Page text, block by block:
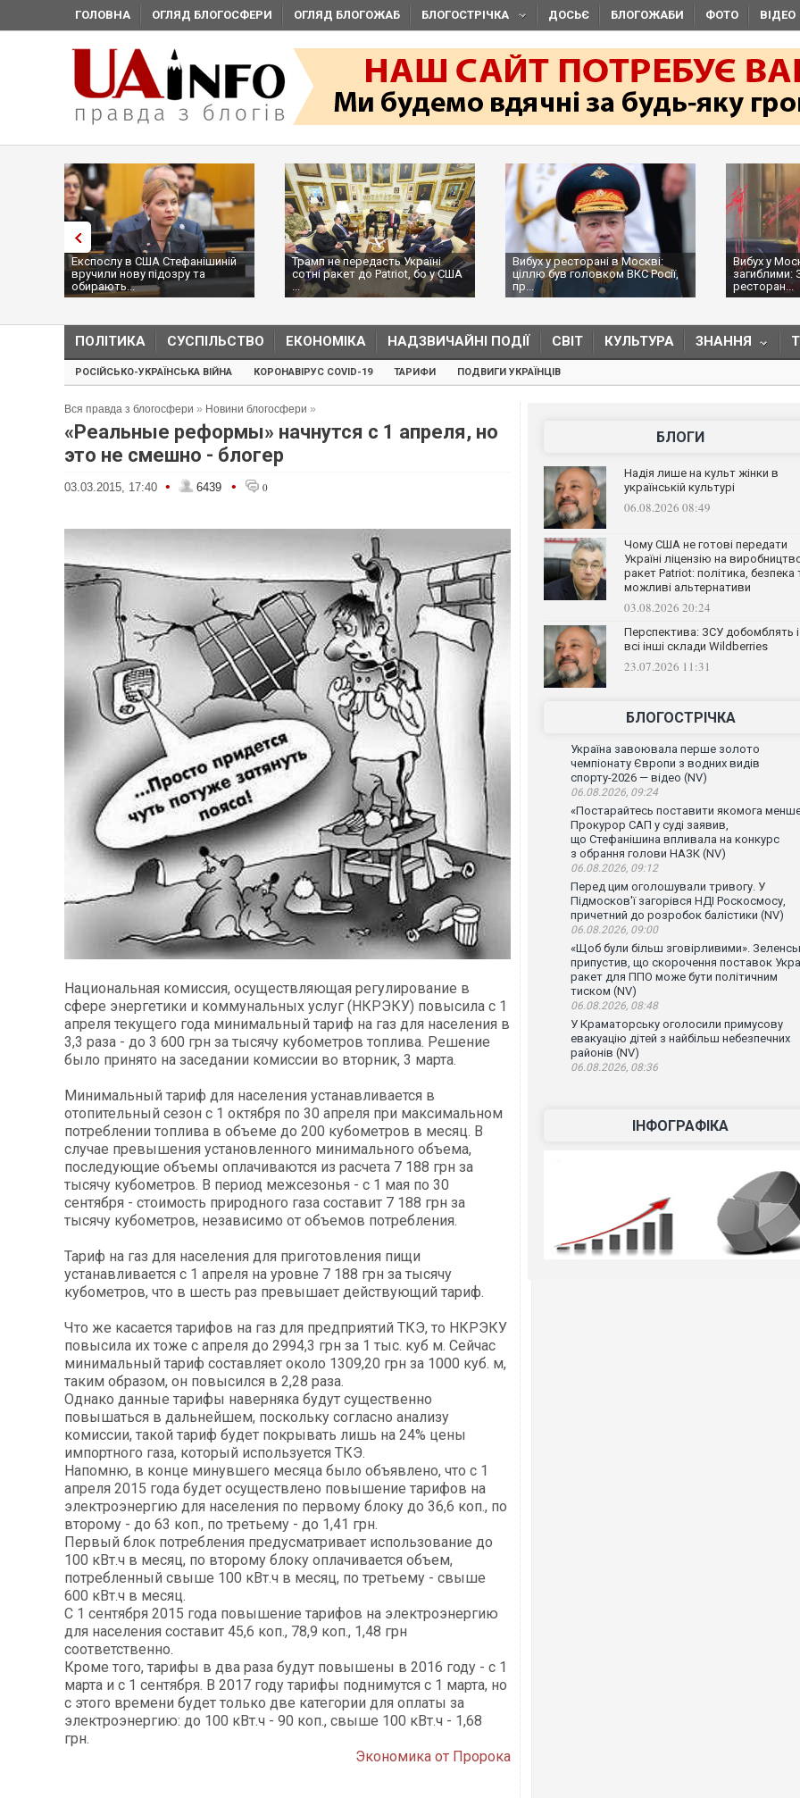
ГОЛОВНА ОГЛЯД БЛОГОСФЕРИ ОГЛЯД БЛОГОЖАБ БЛОГОСТРІЧКА ДОСЬЄ БЛОГОЖАБИ ФОТО ВІДЕО
Експослу в США Стефанішиній
вручили нову підозру та
обирають...
Трамп не передасть Україні
сотні ракет до Patriot, бо у США
...
Вибух у ресторані в Москві:
ціллю був головком ВКС Росії,
пр...
Вибух у
загиблими:
ресторан...
ПОЛІТИКА СУСПІЛЬСТВО ЕКОНОМІКА НАДЗВИЧАЙНІ ПОДІЇ СВІТ КУЛЬТУРА ЗНАННЯ
РОСІЙСЬКО-УКРАЇНСЬКА ВІЙНА КОРОНАВІРУС COVID-19 ТАРИФИ ПОДВИГИ УКРАЇНЦІВ
Вся правда з блогосфери » Новини блогосфери »
«Реальные реформы» начнутся с 1 апреля, но
это не смешно - блогер
03.03.2015, 17:40 • 6439 • 0
Национальная комиссия, осуществляющая регулирование в
сфере энергетики и коммунальных услуг (НКРЭКУ) повысила с 1
апреля текущего года минимальный тариф на газ для населения в
3,3 раза - до 3 600 грн за тысячу кубометров топлива. Решение
было принято на заседании комиссии во вторник, 3 марта.
Минимальный тариф для населения устанавливается в
отопительный сезон с 1 октября по 30 апреля при максимальном
потреблении топлива в объеме до 200 кубометров в месяц. В
случае превышения установленного минимального объема,
последующие объемы оплачиваются из расчета 7 188 грн за
тысячу кубометров. В период межсезонья - с 1 мая по 30
сентября - стоимость природного газа составит 7 188 грн за
тысячу кубометров, независимо от объемов потребления.
Тариф на газ для населения для приготовления пищи
устанавливается с 1 апреля на уровне 7 188 грн за тысячу
кубометров, что в шесть раз превышает действующий тариф.
Что же касается тарифов на газ для предприятий ТКЭ, то НКРЭКУ
повысила их тоже с апреля до 2994,3 грн за 1 тыс. куб м. Сейчас
минимальный тариф составляет около 1309,20 грн за 1000 куб. м,
таким образом, он повысился в 2,28 раза.
Однако данные тарифы наверняка будут существенно
повышаться в дальнейшем, поскольку согласно анализу
комиссии, такой тариф будет покрывать лишь на 24% цены
импортного газа, который используется ТКЭ.
Напомню, в конце минувшего месяца было объявлено, что с 1
апреля 2015 года будет осуществлено повышение тарифов на
электроэнергию для населения по первому блоку до 36,6 коп., по
второму - до 63 коп., по третьему - до 1,41 грн.
Первый блок потребления предусматривает использование до
100 кВт.ч в месяц, по второму блоку оплачивается объем,
потребленный свыше 100 кВт.ч в месяц, по третьему - свыше
600 кВт.ч в месяц.
С 1 сентября 2015 года повышение тарифов на электроэнергию
для населения составит 45,6 коп., 78,9 коп., 1,48 грн
соответственно.
Кроме того, тарифы в два раза будут повышены в 2016 году - с 1
марта и с 1 сентября. В 2017 году тарифы поднимутся с 1 марта, но
с этого времени будет только две категории для оплаты за
электроэнергию: до 100 кВт.ч - 90 коп., свыше 100 кВт.ч - 1,68
грн.
Экономика от Пророка
БЛОГИ
Надія лише на культ жінки в
українській культурі
06.08.2026 08:49
Чому США не готові передати
Україні ліцензію на
ракет Patriot: політика, безпека
можливі альтернативи
03.08.2026 20:24
Перспектива: ЗСУ добомблять і
всі інші склади Wildberries
23.07.2026 11:31
БЛОГОСТРІЧКА
Україна завоювала перше золото
чемпіонату Європи з водних видів
спорту-2026 — відео (NV)
06.08.2026, 09:24
«Постарайтесь поставити якомога
Прокурор САП у суді заявив,
що Стефанішина впливала на конкурс
з обрання голови НАЗК (NV)
06.08.2026, 09:12
Перед цим оголошували тривогу. У
Підмосков'ї загорівся НДІ Роскосмосу,
причетний до розробок балістики (NV)
06.08.2026, 09:00
«Щоб були більш зговірливими».
припустив, що скорочення поставок
ракет для ППО може бути політичним
тиском (NV)
06.08.2026, 08:48
У Краматорську оголосили примусову
евакуацію дітей з найбільш небезпечних
районів (NV)
06.08.2026, 08:36
ІНФОГРАФІКА